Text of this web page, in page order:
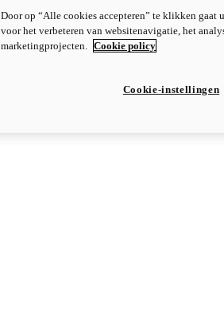
Door op “Alle cookies accepteren” te klikken gaat
voor het verbeteren van websitenavigatie, het
marketingprojecten. Cookie policy
Cookie-instellingen